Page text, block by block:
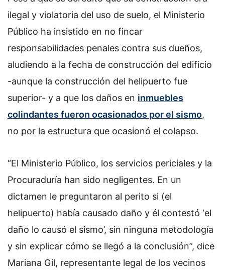
ilegal y violatoria del uso de suelo, el Ministerio
Público ha insistido en no fincar
responsabilidades penales contra sus dueños,
aludiendo a la fecha de construcción del edificio
-aunque la construcción del helipuerto fue
superior- y a que los daños en inmuebles
colindantes fueron ocasionados por el sismo,
no por la estructura que ocasionó el colapso.
“El Ministerio Público, los servicios periciales y la
Procuraduría han sido negligentes. En un
dictamen le preguntaron al perito si (el
helipuerto) había causado daño y él contestó ‘el
daño lo causó el sismo’, sin ninguna metodología
y sin explicar cómo se llegó a la conclusión”, dice
Mariana Gil, representante legal de los vecinos